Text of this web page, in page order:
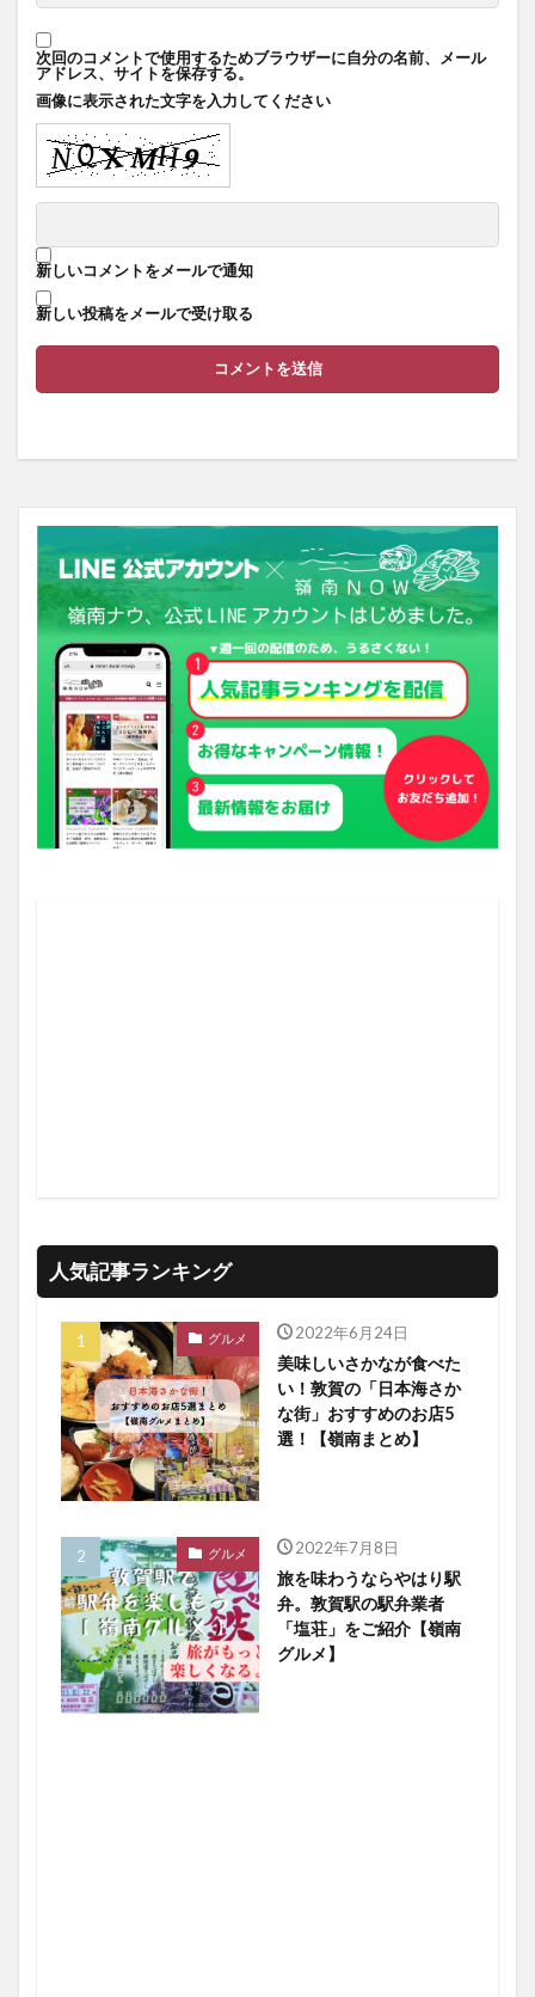
次回のコメントで使用するためブラウザーに自分の名前、メール
アドレス、サイトを保存する。
画像に表示された文字を入力してください
新しいコメントをメールで通知
新しい投稿をメールで受け取る
人気記事ランキング
グルメ 2022年6月24日
美味しいさかなが食べた
い！敦賀の「日本海さか
な街」おすすめのお店5
選！【嶺南まとめ】
グルメ 2022年7月8日
旅を味わうならやはり駅
弁。敦賀駅の駅弁業者
「塩荘」をご紹介【嶺南
グルメ】